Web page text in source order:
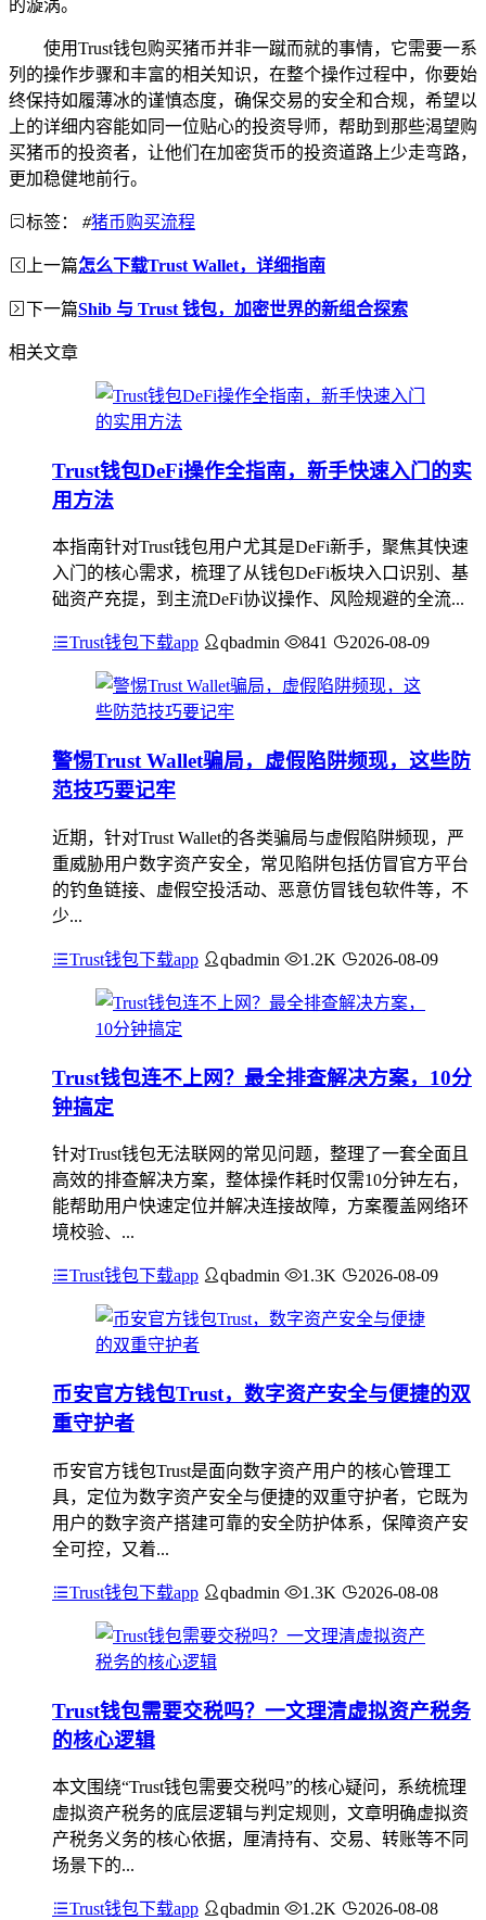
的漩涡。
使用Trust钱包购买猪币并非一蹴而就的事情，它需要一系
列的操作步骤和丰富的相关知识，在整个操作过程中，你要始
终保持如履薄冰的谨慎态度，确保交易的安全和合规，希望以
上的详细内容能如同一位贴心的投资导师，帮助到那些渴望购
买猪币的投资者，让他们在加密货币的投资道路上少走弯路，
更加稳健地前行。
标签： #猪币购买流程
上一篇怎么下载Trust Wallet，详细指南
下一篇Shib 与 Trust 钱包，加密世界的新组合探索
相关文章
Trust钱包DeFi操作全指南，新手快速入门的实
用方法
本指南针对Trust钱包用户尤其是DeFi新手，聚焦其快速
入门的核心需求，梳理了从钱包DeFi板块入口识别、基
础资产充提，到主流DeFi协议操作、风险规避的全流...
Trust钱包下载app qbadmin 841 2026-08-09
警惕Trust Wallet骗局，虚假陷阱频现，这些防
范技巧要记牢
近期，针对Trust Wallet的各类骗局与虚假陷阱频现，严
重威胁用户数字资产安全，常见陷阱包括仿冒官方平台
的钓鱼链接、虚假空投活动、恶意仿冒钱包软件等，不
少...
Trust钱包下载app qbadmin 1.2K 2026-08-09
Trust钱包连不上网？最全排查解决方案，10分
钟搞定
针对Trust钱包无法联网的常见问题，整理了一套全面且
高效的排查解决方案，整体操作耗时仅需10分钟左右，
能帮助用户快速定位并解决连接故障，方案覆盖网络环
境校验、...
Trust钱包下载app qbadmin 1.3K 2026-08-09
币安官方钱包Trust，数字资产安全与便捷的双
重守护者
币安官方钱包Trust是面向数字资产用户的核心管理工
具，定位为数字资产安全与便捷的双重守护者，它既为
用户的数字资产搭建可靠的安全防护体系，保障资产安
全可控，又着...
Trust钱包下载app qbadmin 1.3K 2026-08-08
Trust钱包需要交税吗？一文理清虚拟资产税务
的核心逻辑
本文围绕“Trust钱包需要交税吗”的核心疑问，系统梳理
虚拟资产税务的底层逻辑与判定规则，文章明确虚拟资
产税务义务的核心依据，厘清持有、交易、转账等不同
场景下的...
Trust钱包下载app qbadmin 1.2K 2026-08-08